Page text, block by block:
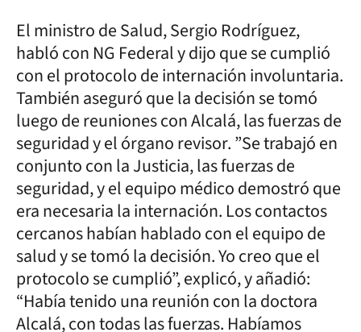
El ministro de Salud, Sergio Rodríguez,
habló con NG Federal y dijo que se cumplió
con el protocolo de internación involuntaria.
También aseguró que la decisión se tomó
luego de reuniones con Alcalá, las fuerzas de
seguridad y el órgano revisor. ”Se trabajó en
conjunto con la Justicia, las fuerzas de
seguridad, y el equipo médico demostró que
era necesaria la internación. Los contactos
cercanos habían hablado con el equipo de
salud y se tomó la decisión. Yo creo que el
protocolo se cumplió”, explicó, y añadió:
“Había tenido una reunión con la doctora
Alcalá, con todas las fuerzas. Habíamos